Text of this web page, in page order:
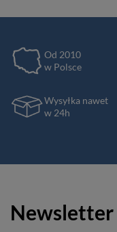
Od 2010
w Polsce
Wysyłka nawet
w 24h
Newsletter